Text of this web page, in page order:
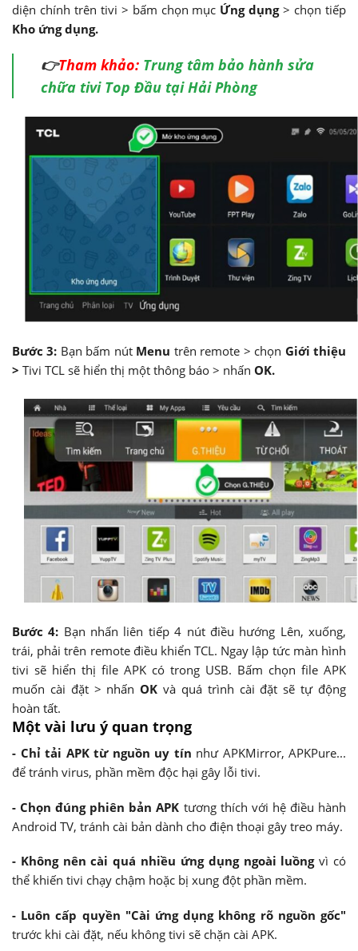
diện chính trên tivi > bấm chọn mục Ứng dụng> chọn tiếp
Kho ứng dụng.
👉Tham khảo: Trung tâm bảo hành sửa
chữa tivi Top Đầu tại Hải Phòng
Bước 3: Bạn bấm nút Menu trên remote > chọn Giới thiệu
> Tivi TCL sẽ hiển thị một thông báo > nhấn OK.
Bước 4: Bạn nhấn liên tiếp 4 nút điều hướng Lên, xuống,
trái, phải trên remote điều khiển TCL. Ngay lập tức màn hình
tivi sẽ hiển thị file APK có trong USB. Bấm chọn file APK
muốn cài đặt > nhấnOK và quá trình cài đặt sẽ tự động
hoàn tất.
Một vài lưu ý quan trọng
- Chỉ tải APK từ nguồn uy tín như APKMirror, APKPure...
để tránh virus, phần mềm độc hại gây lỗi tivi.
- Chọn đúng phiên bản APK tương thích với hệ điều hành
Android TV, tránh cài bản dành cho điện thoại gây treo máy.
- Không nên cài quá nhiều ứng dụng ngoài luồngvì có
thể khiến tivi chạy chậm hoặc bị xung đột phần mềm.
- Luôn cấp quyền "Cài ứng dụng không rõ nguồn gốc"
trước khi cài đặt, nếu không tivi sẽ chặn cài APK.